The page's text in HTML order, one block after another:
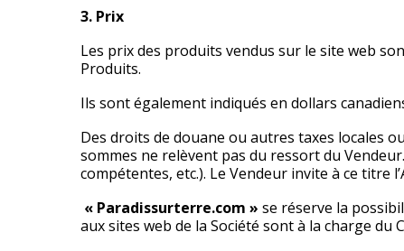
3. Prix
Les prix des produits vendus sur le site web
Produits.
Ils sont également indiqués en dollars
Des droits de douane ou autres taxes locales
sommes ne relèvent pas du ressort du
compétentes, etc.). Le Vendeur invite à ce titre
« Paradissurterre.com » se réserve la
aux sites web de la Société sont à la charge du